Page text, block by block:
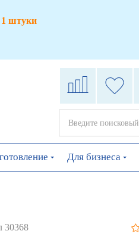
1 штуки
Для бизнеса
30368